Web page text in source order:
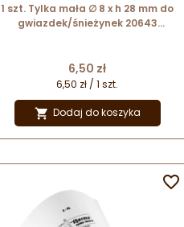
1 szt. Tylka mała ∅ 8 x h 28 mm do
gwiazdek/śnieżynek 20643
Cena
6,50 zł
6,50 zł / 1 szt.
 Dodaj do koszyka
